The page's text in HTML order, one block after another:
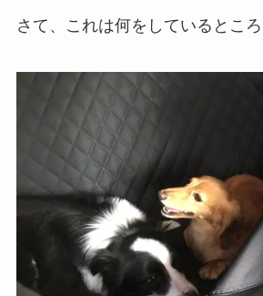
さて、これは何をしているとこ